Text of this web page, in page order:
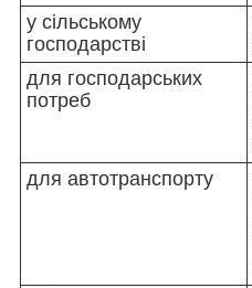
у сільському
господарстві
для господарських
потреб
для автотранспорту